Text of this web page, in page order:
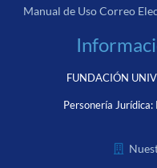
Manual de Uso Correo
FUNDACIÓN
Personería Jurídica: